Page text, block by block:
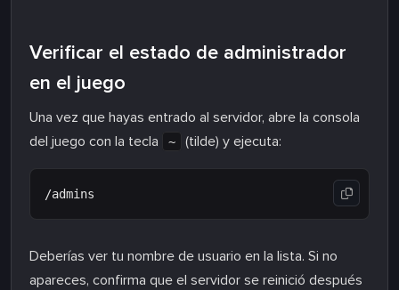
Verificar el estado de administrador
en el juego
Una vez que hayas entrado al servidor, abre la consola
del juego con la tecla
~ (tilde) y ejecuta:
Deberías ver tu nombre de usuario en la lista. Si no
apareces, confirma que el servidor se reinició después